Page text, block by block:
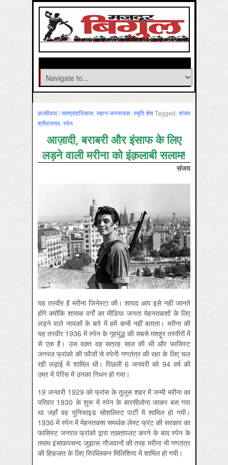
फ़ासीवाद / साम्‍प्रदायिकता, महान जननायक, स्‍मृति शेषTagged:संजय
श्रीवास्तव, स्‍पेन
आज़ादी, बराबरी और इंसाफ के लिए
लड़ने वाली मरीना को इंक़लाबी सलाम!
संजय
यह तस्वीर है मरीना जिनेस्टा की। शायद आप इसे नहीं जानते
होंगे क्योंकि शासक वर्गों का मीडिया जनता मेहनतकशों के लिए
लड़ने वाले नायकों के बारे में हमें कभी नहीं बताता। मरीना की
यह तस्वीर 1936 में स्पेन के गृहयुद्ध की सबसे मशहूर तस्वीरों में
से एक है। उस वक़्त वह सत्रह साल की थी और फासिस्ट
जनरल फ्रांको की फौजों से स्पेनी गणतंत्र की रक्षा के लिए चल
रही लड़ाई में शामिल थी। पिछली 6 जनवरी को 94 वर्ष की
उम्र में पेरिस में उनका निधन हो गया।
19 जनवरी 1929 को फ्रांस के तुलूस शहर में जन्मी मरीना का
परिवार 1930 के शुरू में स्पेन के बारसीलोना जाकर बस गया
था जहाँ वह युनिफाइड सोशलिस्ट पार्टी में शामिल हो गयी।
1936 में स्पेन में मेहनतकश समर्थक लेफ्ट फ्रंट की सरकार का
फासिस्ट जनरल फ्रांको द्वारा तख़्तापलट करने के बाद स्पेन के
तमाम इंसाफ़पसन्द जुझारू नौजवानों की तरह मरीना भी गणतंत्र
की हिफ़ज़त के लिए रिपब्लिकन मिलिशिया में शामिल हो गयी।